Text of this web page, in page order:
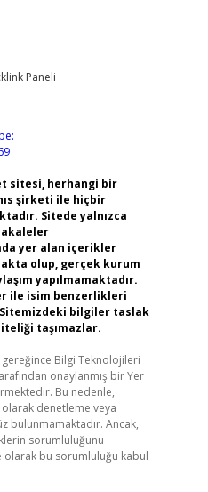
sitesi, herhangi bir
şirketi ile hiçbir
Sitede yalnızca
yer alan içerikler
olup, gerçek kurum
yapılmamaktadır.
ile isim benzerlikleri
bilgiler taslak
taşımazlar.
gereğince Bilgi Teknolojileri
onaylanmış bir Yer
Bu nedenle,
denetleme veya
bulunmamaktadır. Ancak,
sorumluluğunu
olarak bu sorumluluğu kabul